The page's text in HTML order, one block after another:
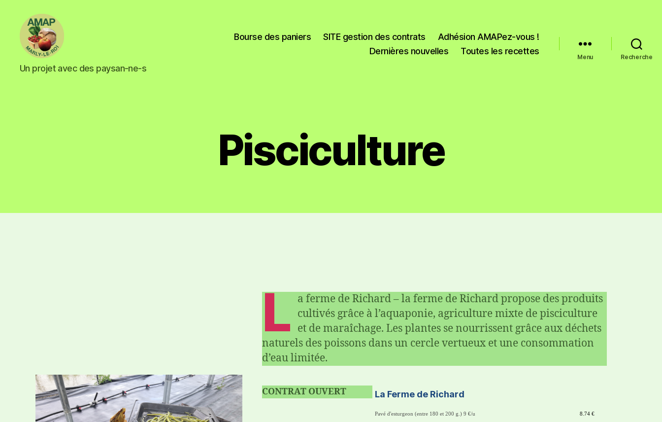
Un projet avec des paysan-ne-s
Bourse des paniers SITE gestion des contrats
Adhésion AMAPez-vous !
Dernières nouvelles
Toutes les recettes
Menu Recherche
Pisciculture
L a ferme de Richard – la ferme de Richard propose des produits
cultivés grâce à l’aquaponie, agriculture mixte de pisciculture
et de maraîchage. Les plantes se nourrissent grâce aux déchets
naturels des poissons dans un cercle vertueux et une consommation
d’eau limitée.
CONTRAT OUVERT La Ferme de Richard
Pavé d'esturgeon (entre 180 et 200 g.) 9 €/u 8.74 €